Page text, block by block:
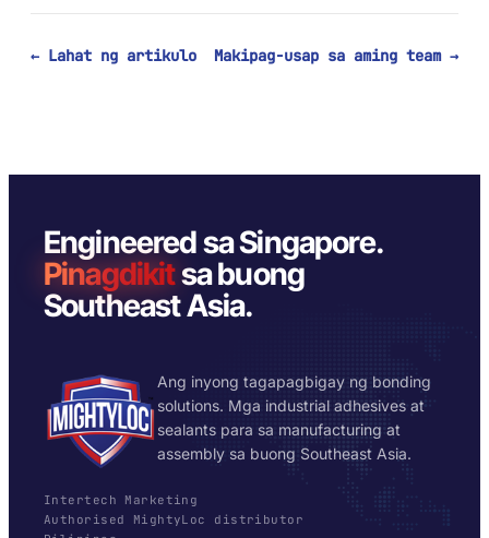
← Lahat ng artikulo Makipag-usap sa aming team →
Engineered sa Singapore.
Pinagdikitsa buong
Southeast Asia.
Ang inyong tagapagbigay ng bonding
solutions. Mga industrial adhesives at
sealants para sa manufacturing at
assembly sa buong Southeast Asia.
Intertech Marketing
Authorised MightyLoc distributor